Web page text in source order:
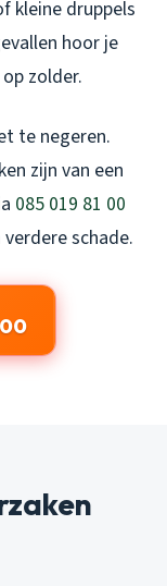
kleine druppels
hoor je
zolder.
te negeren.
zijn van een
085 019 81 00
schade.
00